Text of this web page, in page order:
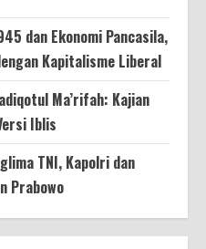
dan Ekonomi Pancasila,
Kapitalisme Liberal
Ma’rifah: Kajian
Iblis
TNI, Kapolri dan
Prabowo